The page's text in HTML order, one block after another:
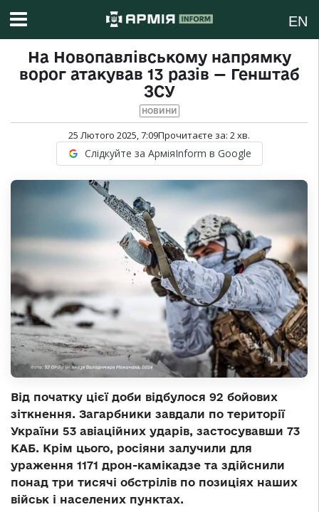
EN
На Новопавлівському напрямку
ворог атакував 13 разів — Генштаб
ЗСУ
НОВИНИ
25 Лютого 2025, 7:09Прочитаєте за: 2хв.
Слідкуйте за АрміяInform в Google
Від початку цієї доби відбулося 92 бойових
зіткнення. Загарбники завдали по території
України 53 авіаційних ударів, застосувавши 73
КАБ. Крім цього, росіяни залучили для
ураження 1171 дрон-камікадзе та здійснили
понад три тисячі обстрілів по позиціях наших
військ і населених пунктах.